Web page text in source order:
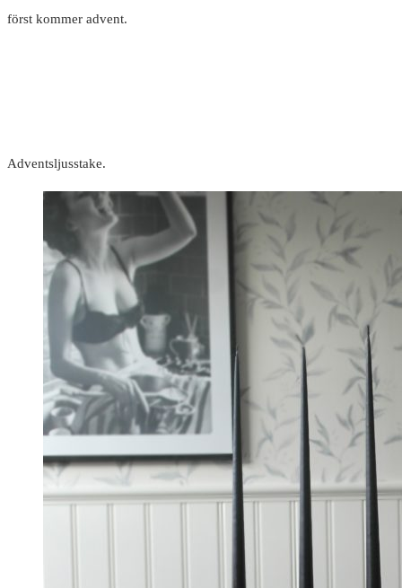
först kommer advent.
Adventsljusstake.